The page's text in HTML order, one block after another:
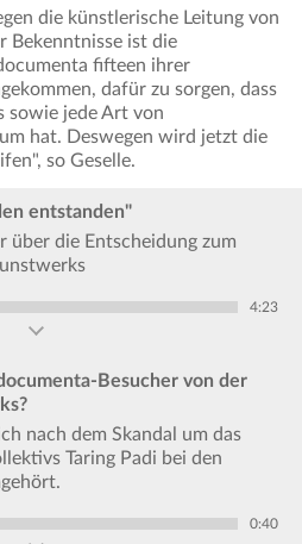
die künstlerische Leitung von
Bekenntnisse ist die
fifteen ihrer
dafür zu sorgen, dass
sowie jede Art von
hat. Deswegen wird jetzt die
so Geselle.
entstanden"
über die Entscheidung zum
4:23
Besucher von der
nach dem Skandal um das
Taring Padi bei den
0:40